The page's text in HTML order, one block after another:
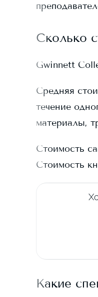
Сколько
Gwinnett
Средняя
течение
материалы,
Стоимость
Стоимость
Какие